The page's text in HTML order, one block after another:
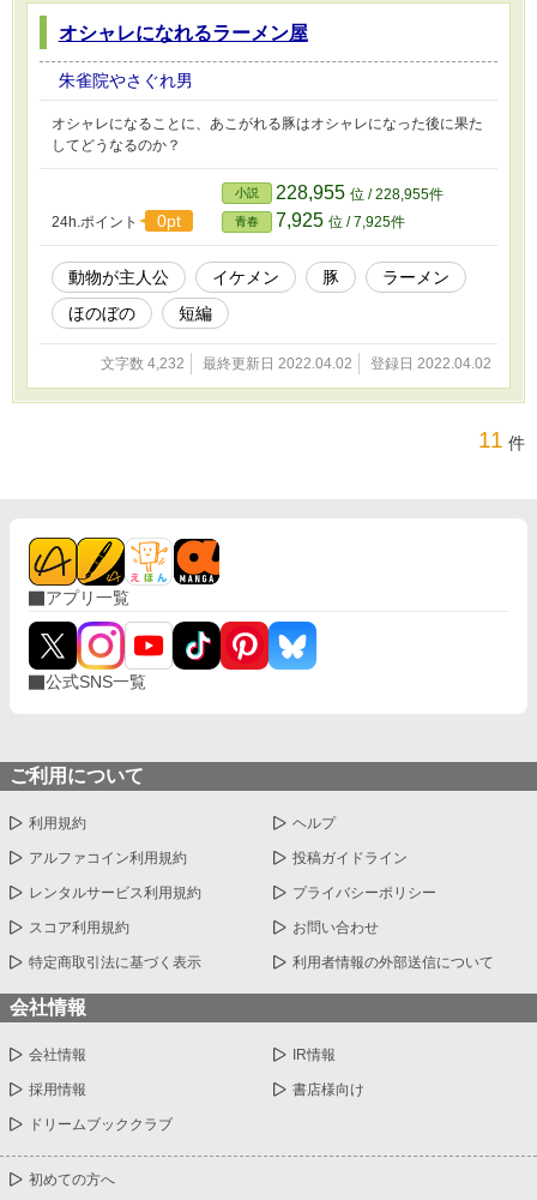
オシャレになれるラーメン屋
朱雀院やさぐれ男
オシャレになることに、あこがれる豚はオシャレになった後に果た
してどうなるのか？
24h.ポイント 0pt
小説 228,955 位 / 228,955件
青春 7,925 位 / 7,925件
動物が主人公 イケメン 豚
ラーメン
ほのぼの
短編
文字数 4,232 最終更新日 2022.04.02 登録日 2022.04.02
11 件
アプリ一覧
公式SNS一覧
ご利用について
利用規約 ヘルプ
アルファコイン利用規約 投稿ガイドライン
レンタルサービス利用規約 プライバシーポリシー
スコア利用規約 お問い合わせ
特定商取引法に基づく表示 利用者情報の外部送信について
会社情報
会社情報 IR情報
採用情報 書店様向け
ドリームブッククラブ
初めての方へ